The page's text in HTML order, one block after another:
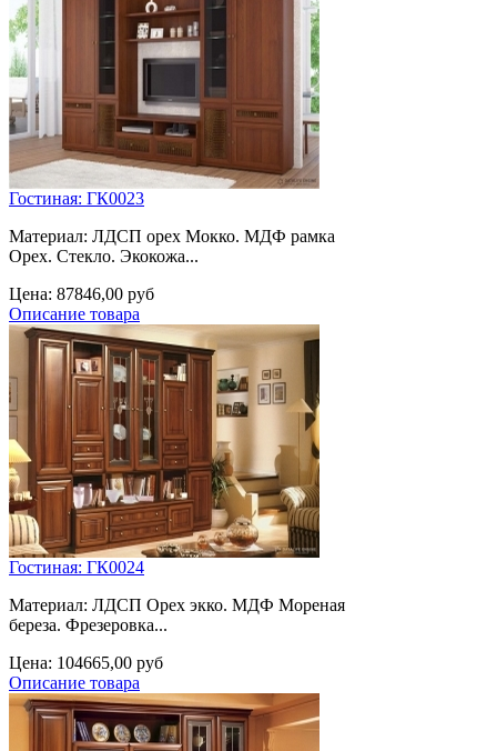
Гостиная: ГК0023
Материал: ЛДСП орех Мокко. МДФ рамка
Орех. Стекло. Экокожа...
Цена: 87846,00 руб
Описание товара
Гостиная: ГК0024
Материал: ЛДСП Орех экко. МДФ Мореная
береза. Фрезеровка...
Цена: 104665,00 руб
Описание товара